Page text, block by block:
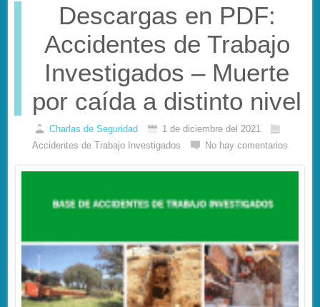
Descargas en PDF:
Accidentes de Trabajo
Investigados – Muerte
por caída a distinto nivel
Charlas de Seguridad
1 de diciembre del 2021
Accidentes de Trabajo Investigados
No hay comentarios